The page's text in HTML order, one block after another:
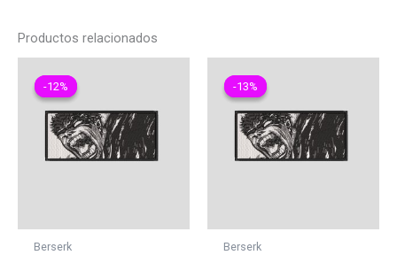
Productos relacionados
-12%
-12%
Berserk
-13%
-13%
Berserk